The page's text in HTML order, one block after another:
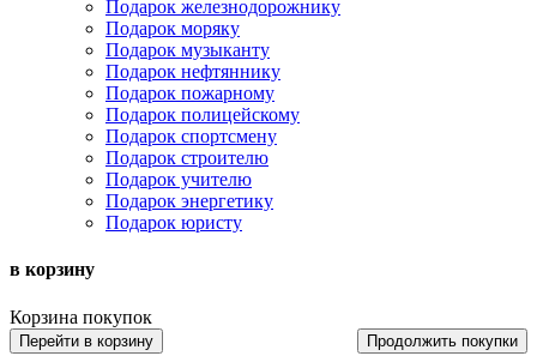
Подарок железнодорожнику
Подарок моряку
Подарок музыканту
Подарок нефтяннику
Подарок пожарному
Подарок полицейскому
Подарок спортсмену
Подарок строителю
Подарок учителю
Подарок энергетику
Подарок юристу
в корзину
Корзина покупок
Перейти в корзину Продолжить покупки